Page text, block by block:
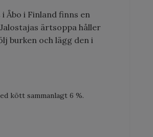
Åbo i Finland finns en
ärtsoppa håller
burken och lägg den i
kött sammanlagt 6 %.